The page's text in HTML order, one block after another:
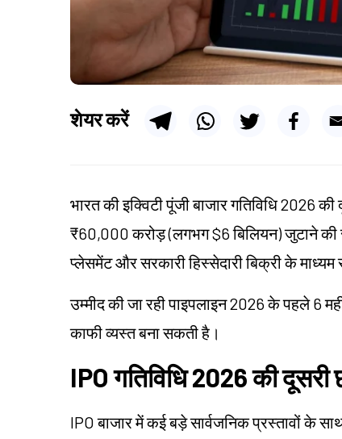
शेयर करें
भारत की इक्विटी पूंजी बाजार गतिविधि 2026
₹60,000 करोड़ (लगभग $6 बिलियन) जुटाने की
प्लेसमेंट और सरकारी हिस्सेदारी बिक्री के
उम्मीद की जा रही पाइपलाइन 2026 के पहले 6
काफी व्यस्त बना सकती है।
IPO गतिविधि 2026 की
IPO बाजार में कई बड़े सार्वजनिक प्रस्तावों के